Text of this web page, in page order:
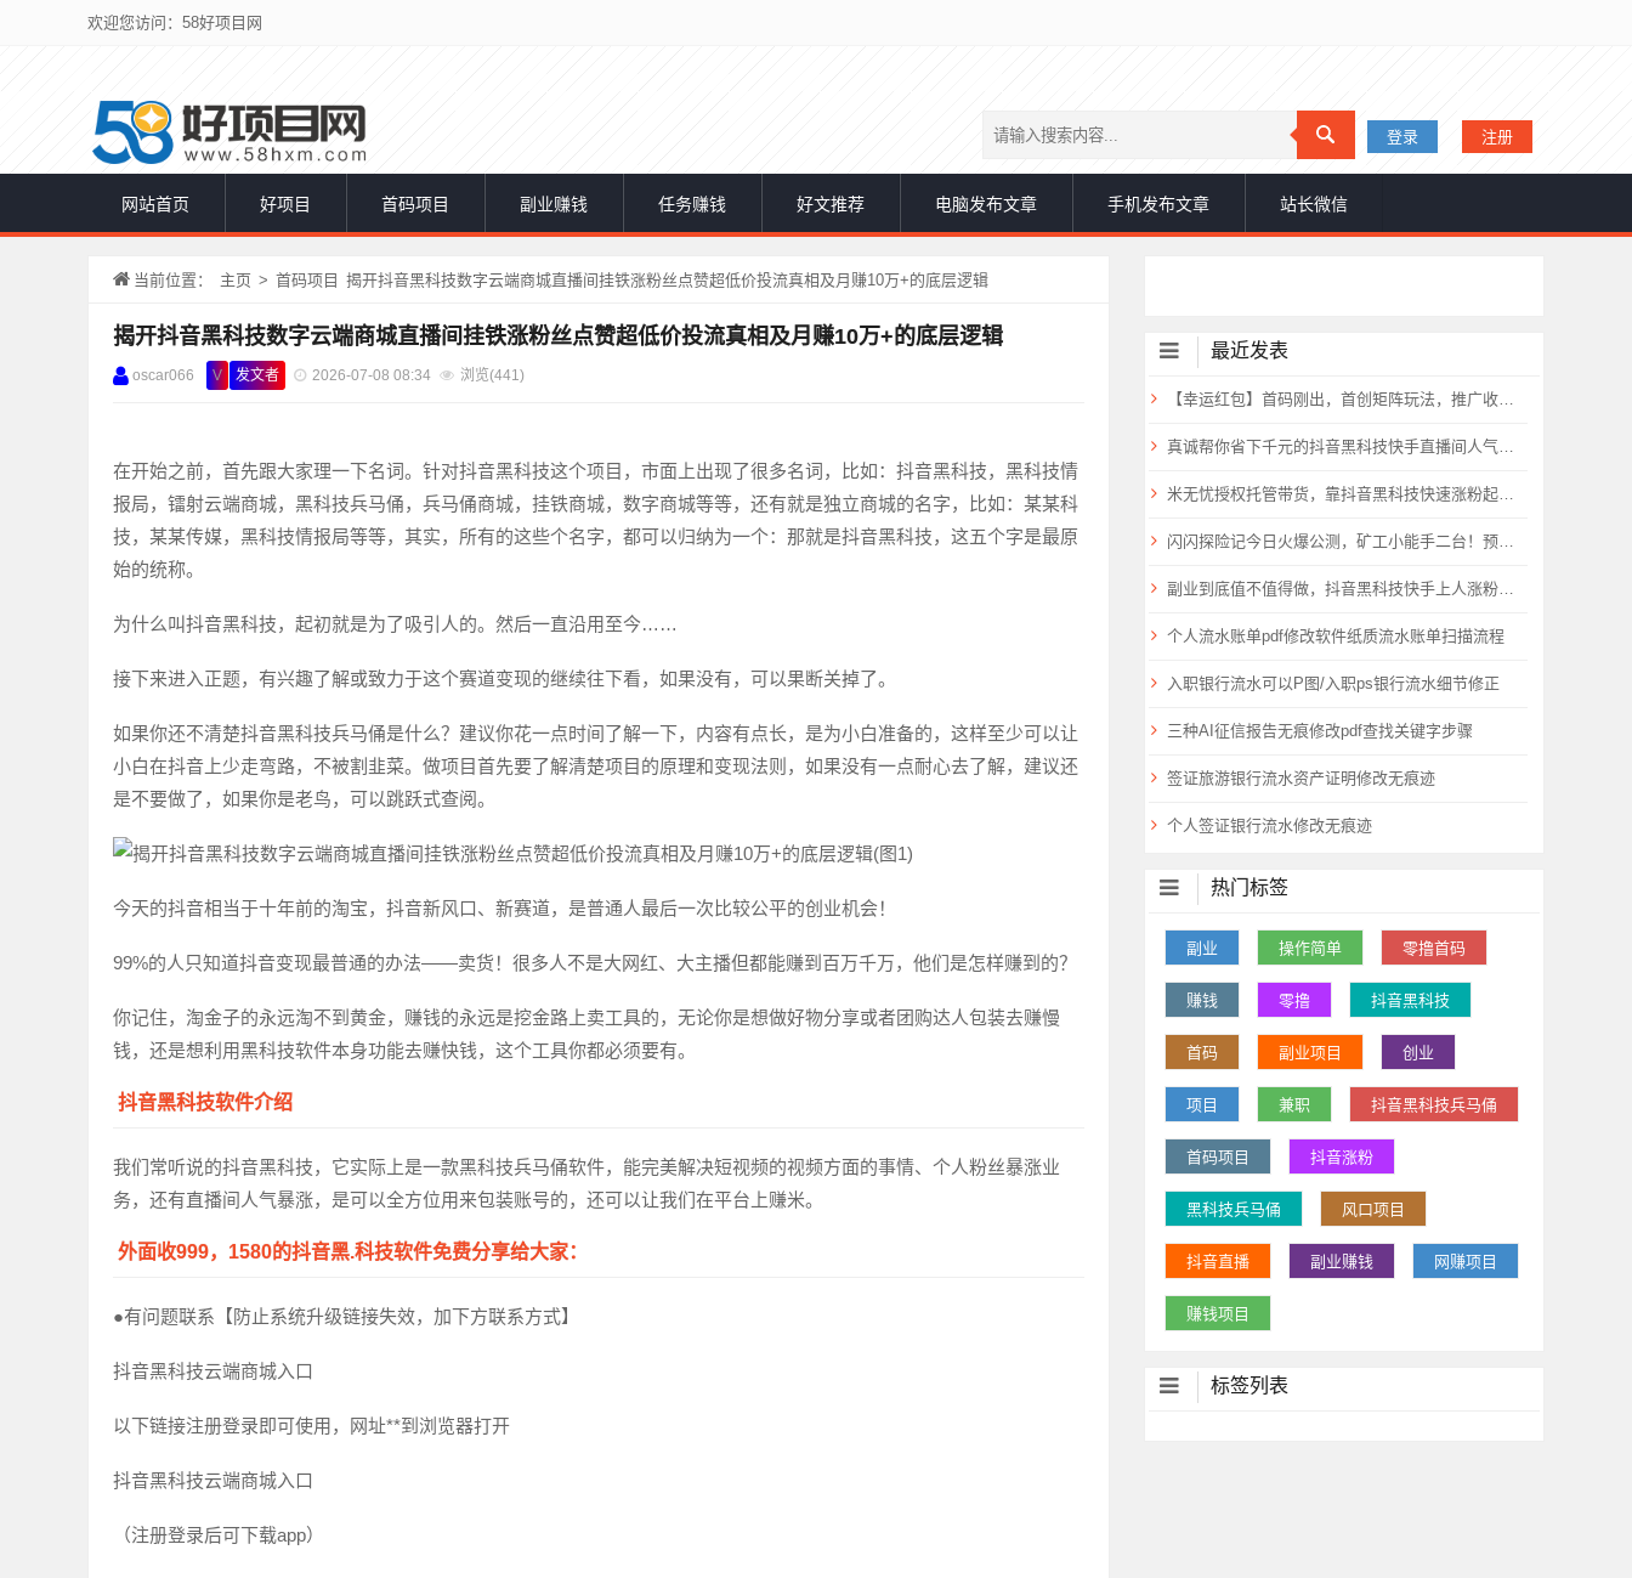
欢迎您访问：58好项目网
登录 注册
网站首页 好项目 首码项目 副业赚钱 任务赚钱 好文推荐 电脑发布文章 手机发布文章 站长微信
当前位置： 主页 > 首码项目 揭开抖音黑科技数字云端商城直播间挂铁涨粉丝点赞超低价投流真相及月赚10万+的底层逻辑
揭开抖音黑科技数字云端商城直播间挂铁涨粉丝点赞超低价投流真相及月赚10万+的底层逻辑
oscar066 V 发文者 2026-07-08 08:34 浏览(441)
在开始之前，首先跟大家理一下名词。针对抖音黑科技这个项目，市面上出现了很多名词，比如：抖音黑科技，黑科技情
报局，镭射云端商城，黑科技兵马俑，兵马俑商城，挂铁商城，数字商城等等，还有就是独立商城的名字，比如：某某科
技，某某传媒，黑科技情报局等等，其实，所有的这些个名字，都可以归纳为一个：那就是抖音黑科技，这五个字是最原
始的统称。
为什么叫抖音黑科技，起初就是为了吸引人的。然后一直沿用至今……
接下来进入正题，有兴趣了解或致力于这个赛道变现的继续往下看，如果没有，可以果断关掉了。
如果你还不清楚抖音黑科技兵马俑是什么？建议你花一点时间了解一下，内容有点长，是为小白准备的，这样至少可以让
小白在抖音上少走弯路，不被割韭菜。做项目首先要了解清楚项目的原理和变现法则，如果没有一点耐心去了解，建议还
是不要做了，如果你是老鸟，可以跳跃式查阅。
今天的抖音相当于十年前的淘宝，抖音新风口、新赛道，是普通人最后一次比较公平的创业机会！
99%的人只知道抖音变现最普通的办法——卖货！很多人不是大网红、大主播但都能赚到百万千万，他们是怎样赚到的？
你记住，淘金子的永远淘不到黄金，赚钱的永远是挖金路上卖工具的，无论你是想做好物分享或者团购达人包装去赚慢
钱，还是想利用黑科技软件本身功能去赚快钱，这个工具你都必须要有。
抖音黑科技软件介绍
我们常听说的抖音黑科技，它实际上是一款黑科技兵马俑软件，能完美解决短视频的视频方面的事情、个人粉丝暴涨业
务，还有直播间人气暴涨，是可以全方位用来包装账号的，还可以让我们在平台上赚米。
外面收999，1580的抖音黑.科技软件免费分享给大家：
●有问题联系【防止系统升级链接失效，加下方联系方式】
抖音黑科技云端商城入口
以下链接注册登录即可使用，网址**到浏览器打开
抖音黑科技云端商城入口
（注册登录后可下载app）
最近发表
【幸运红包】首码刚出，首创矩阵玩法，推广收益超高！
真诚帮你省下千元的抖音黑科技快手直播间人气涨粉点赞云端商城免费送
米无忧授权托管带货，靠抖音黑科技快速涨粉起号，零基础日入1000+！
闪闪探险记今日火爆公测，矿工小能手二台！预计要火爆全网
副业到底值不值得做，抖音黑科技快手上人涨粉云端商城真能逆袭赚钱
个人流水账单pdf修改软件纸质流水账单扫描流程
入职银行流水可以P图/入职ps银行流水细节修正
三种AI征信报告无痕修改pdf查找关键字步骤
签证旅游银行流水资产证明修改无痕迹
个人签证银行流水修改无痕迹
热门标签
副业 操作简单 零撸首码
赚钱 零撸 抖音黑科技
首码 副业项目 创业
项目 兼职 抖音黑科技兵马俑
首码项目 抖音涨粉
黑科技兵马俑 风口项目
抖音直播 副业赚钱 网赚项目
赚钱项目
标签列表